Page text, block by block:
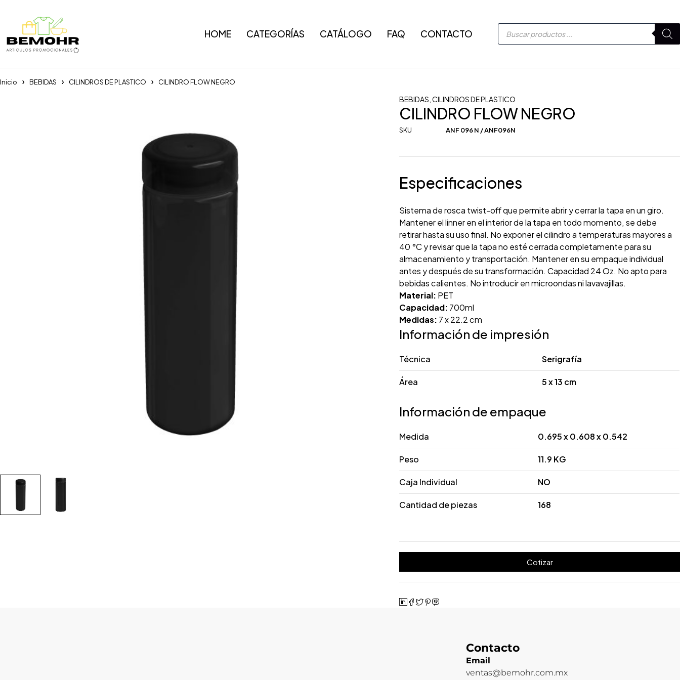
HOME CATEGORÍAS CATÁLOGO FAQ CONTACTO
Inicio BEBIDAS CILINDROS DE PLASTICO CILINDRO FLOW NEGRO
BEBIDAS ,CILINDROS DE PLASTICO
CILINDRO FLOW NEGRO
SKU ANF 096 N / ANF096N
Especificaciones
Sistema de rosca twist-off que permite abrir y cerrar la tapa en un giro.
Mantener el linner en el interior de la tapa en todo momento, se debe
retirar hasta su uso final. No exponer el cilindro a temperaturas mayores a
40 °C y revisar que la tapa no esté cerrada completamente para su
almacenamiento y transportación. Mantener en su empaque individual
antes y después de su transformación. Capacidad 24 Oz. No apto para
bebidas calientes. No introducir en microondas ni lavavajillas.
Material: PET
Capacidad: 700ml
Medidas: 7 x 22.2 cm
Información de impresión
Técnica Serigrafía
Área 5 x 13 cm
Información de empaque
Medida 0.695 x 0.608 x 0.542
Peso 11.9 KG
Caja Individual NO
Cantidad de piezas 168
Cotizar
Contacto
Email
ventas@bemohr.com.mx